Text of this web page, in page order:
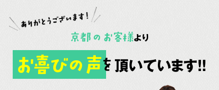
京都 の お客様より
お喜びの声を 頂いています!!